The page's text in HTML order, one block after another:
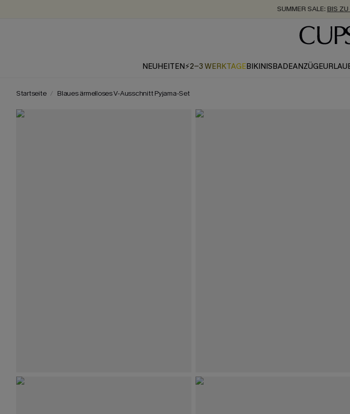
SUMMER SALE: BIS
ZUM NEWSLETTER:BIS ZU -
KOSTENLOSER
NEUHEITEN⚡2-3 WERKTAGEBIKINISBADEANZÜGE
Startseite Blaues ärmelloses V-Ausschnitt Pyjama-Set